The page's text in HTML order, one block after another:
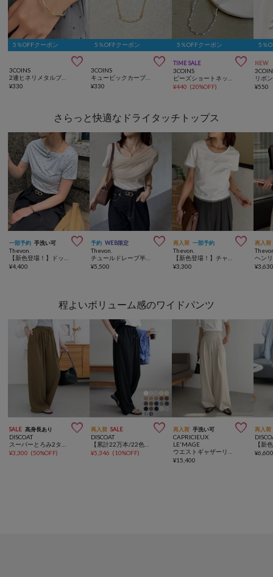
5％OFFクーポン

3COINS
2連ヒネリメタルブレス
¥330
5％OFFクーポン

3COINS
キュービックカーブプチペン
¥330
5％OFFクーポン
TIME SALE 
3COINS
ビーズショートネックレス
¥440 (20%OFF)
5％
NEW
¥550
さらっと快適なドライタッチトップス
一部予約 手洗い可 
Thevon.
¥4,400
予約 WEB限定 
Thevon.
¥5,500
再入荷 一部予約 
Thevon.
¥3,300
再入荷
¥
程よいボリューム感のワイドパンツ
SALE 高身長あり 
DISCOAT
¥3,300 (50%OFF)
再入荷 SALE 
DISCOAT
¥5,346 (10%OFF)
再入荷 手洗い可 
CAPRICIEUX
LE'MAGE
¥15,400
再入荷
¥